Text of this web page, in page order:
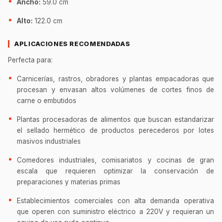
Ancho: 59.0 cm
Alto: 122.0 cm
APLICACIONES RECOMENDADAS
Perfecta para:
Carnicerías, rastros, obradores y plantas empacadoras que
procesan y envasan altos volúmenes de cortes finos de
carne o embutidos
Plantas procesadoras de alimentos que buscan estandarizar
el sellado hermético de productos perecederos por lotes
masivos industriales
Comedores industriales, comisariatos y cocinas de gran
escala que requieren optimizar la conservación de
preparaciones y materias primas
Establecimientos comerciales con alta demanda operativa
que operen con suministro eléctrico a 220V y requieran un